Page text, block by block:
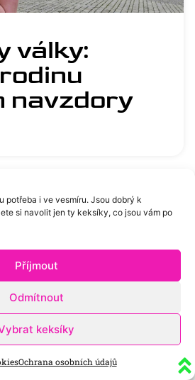
potřeba i ve vesmíru. Jsou dobrý k
si navolit jen ty keksíky, co jsou vám po
Příjmout
Odmítnout
keksíky
Ochrana osobních údajů
války:
navzdory